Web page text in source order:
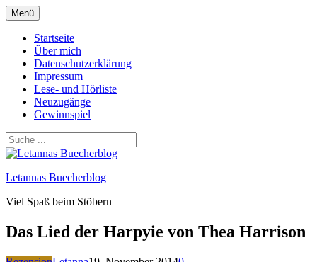
Zum
Inhalt
springen
Menü
Startseite
Über mich
Datenschutzerklärung
Impressum
Lese- und Hörliste
Neuzugänge
Gewinnspiel
Letannas Buecherblog
Viel Spaß beim Stöbern
Das Lied der Harpyie von Thea Harrison